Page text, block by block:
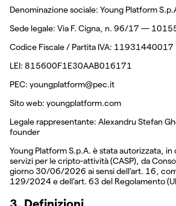
Denominazione sociale: Young Platform
Sede legale: Via F. Cigna, n. 96/17 —
Codice Fiscale / Partita IVA: 11931440017
LEI: 815600F1E30AAB016171
PEC: youngplatform@pec.it
Sito web: youngplatform.com
Legale rappresentante: Alexandru Stefan
founder
Young Platform S.p.A. è stata autorizzata,
servizi per le cripto-attività (CASP), da
giorno 30/06/2026 ai sensi dell’art. 16,
129/2024 e dell’art. 63 del Regolamento